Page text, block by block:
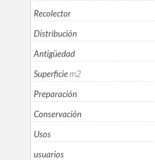
Recolector
Distribución
Antigüedad
Superficiem2
Preparación
Conservación
Usos
usuarios